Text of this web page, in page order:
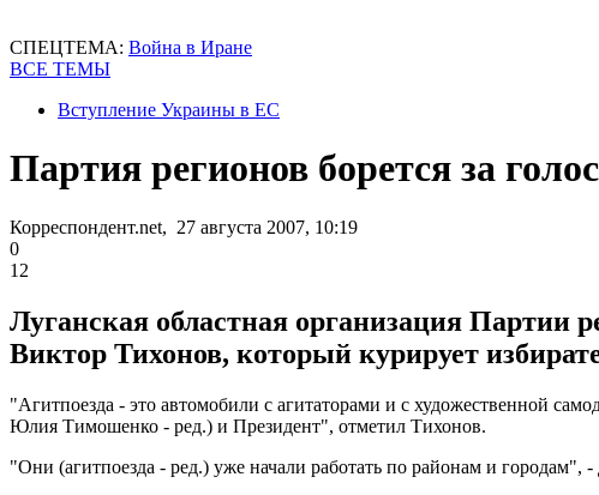
СПЕЦТЕМА: Война в Иране
ВСЕ ТЕМЫ
Вступление Украины в ЕС
Партия регионов борется за
Корреспондент.net, 27 августа 2007, 10:19
0
12
Луганская областная организация Партии
Виктор Тихонов, который курирует
"Агитпоезда - это автомобили с агитаторами и с художественной
Юлия Тимошенко - ред.) и Президент", отметил Тихонов.
"Они (агитпоезда - ред.) уже начали работать по районам и городам",